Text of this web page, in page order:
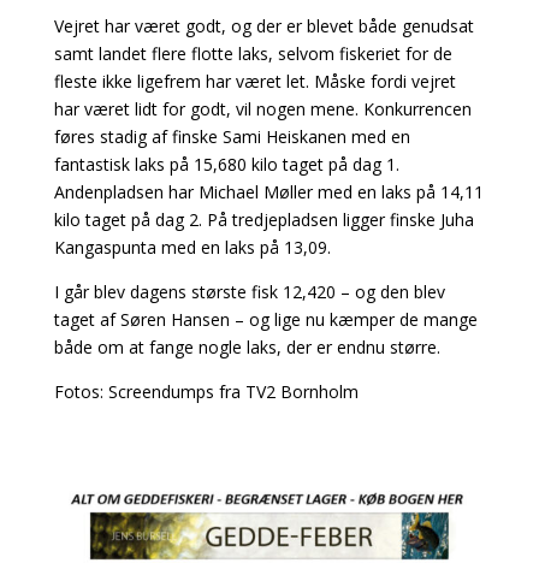
Vejret har været godt, og der er blevet både genudsat
samt landet flere flotte laks, selvom fiskeriet for de
fleste ikke ligefrem har været let. Måske fordi vejret
har været lidt for godt, vil nogen mene. Konkurrencen
føres stadig af finske Sami Heiskanen med en
fantastisk laks på 15,680 kilo taget på dag 1.
Andenpladsen har Michael Møller med en laks på 14,11
kilo taget på dag 2. På tredjepladsen ligger finske Juha
Kangaspunta med en laks på 13,09.
I går blev dagens største fisk 12,420 – og den blev
taget af Søren Hansen – og lige nu kæmper de mange
både om at fange nogle laks, der er endnu større.
Fotos: Screendumps fra TV2 Bornholm